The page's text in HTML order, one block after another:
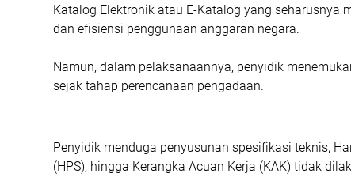
Katalog Elektronik atau E-Katalog yang seharusnya
dan efisiensi penggunaan anggaran negara.
Namun, dalam pelaksanaannya, penyidik
sejak tahap perencanaan pengadaan.
Penyidik menduga penyusunan spesifikasi teknis,
(HPS), hingga Kerangka Acuan Kerja (KAK) tidak